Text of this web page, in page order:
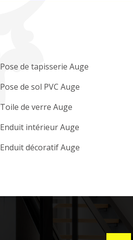
Pose de tapisserie Auge
Pose de sol PVC Auge
Toile de verre Auge
Enduit intérieur Auge
Enduit décoratif Auge